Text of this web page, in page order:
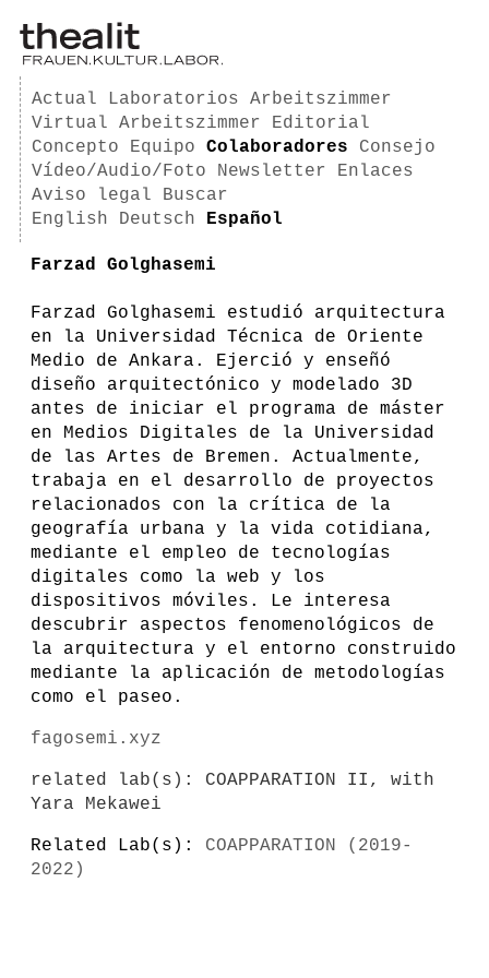
Actual Laboratorios
Arbeitszimmer
Virtual Arbeitszimmer
Editorial
Concepto
Equipo Colaboradores
Consejo
Vídeo/Audio/Foto
Newsletter
Enlaces
Aviso legal
Buscar
English
Deutsch Español
Farzad Golghasemi
Farzad Golghasemi estudió arquitectura
en la Universidad Técnica de Oriente
Medio de Ankara. Ejerció y enseñó
diseño arquitectónico y modelado 3D
antes de iniciar el programa de máster
en Medios Digitales de la Universidad
de las Artes de Bremen. Actualmente,
trabaja en el desarrollo de proyectos
relacionados con la crítica de la
geografía urbana y la vida cotidiana,
mediante el empleo de tecnologías
digitales como la web y los
dispositivos móviles. Le interesa
descubrir aspectos fenomenológicos de
la arquitectura y el entorno construido
mediante la aplicación de metodologías
como el paseo.
fagosemi.xyz
related lab(s): COAPPARATION II , with
Yara Mekawei
Related Lab(s): COAPPARATION (2019-
2022)